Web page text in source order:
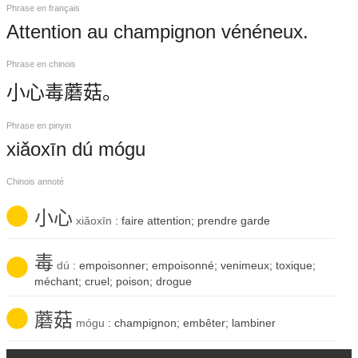
Phrase en français
Attention au champignon vénéneux.
Phrase en chinois
小心毒蘑菇。
Phrase en pinyin
xiǎoxīn dú mógu
Chinois annoté
小心 xiǎoxīn : faire attention; prendre garde
毒 dú : empoisonner; empoisonné; venimeux; toxique;
méchant; cruel; poison; drogue
蘑菇 mógu : champignon; embêter; lambiner